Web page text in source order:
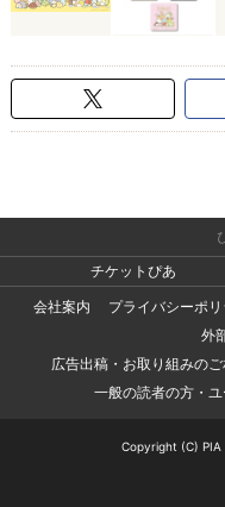
チケットぴあ
会社案内
プライバシーポリ
外
広告出稿・お取り組みの
一般の読者の方・
Copyright (C) PIA